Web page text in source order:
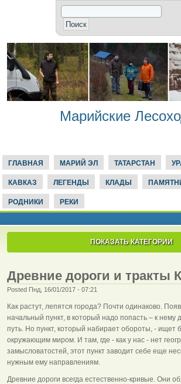
Марийские
ГЛАВНАЯ МАРИЙ ЭЛ ТАТАРСТАН
КАВКАЗ ЛЕГЕНДЫ КЛАДЫ
РОДНИКИ РЕКИ
ПОКАЗАТЬ КАТЕГОРИИ
Древние дороги и тракты
Posted Пнд, 16/01/2017 - 07:21
Как растут, лепятся города? Почти одинаково.
начальный пункт, в который надо попасть – к нему
путь. Но пункт, который набирает обороты, - ищет
окружающим миром. И там, где - как у нас - нет
замысловатостей, этот пункт заводит себе еще
нужным ему направлениям.
Древние дороги всегда естественно-кривые. Они